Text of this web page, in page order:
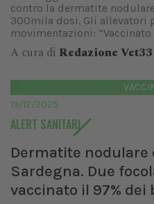
contro la dermatite
300mila dosi. Gli allevatori
movimentazioni: “Vaccinato
A cura di Redazione Vet33
19/12/2025
ALERT SANITARI
Dermatite nodulare
Sardegna. Due
vaccinato il 97% dei